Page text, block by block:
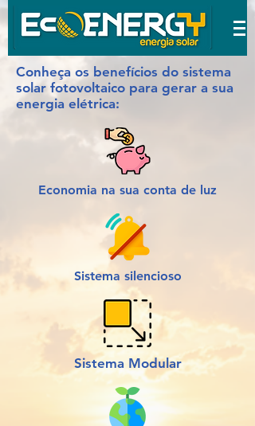
Sistema Modular
Sistema silencioso
Economia na sua conta de luz
Conheça os benefícios do sistema
solar fotovoltaico para gerar a sua
energia elétrica: